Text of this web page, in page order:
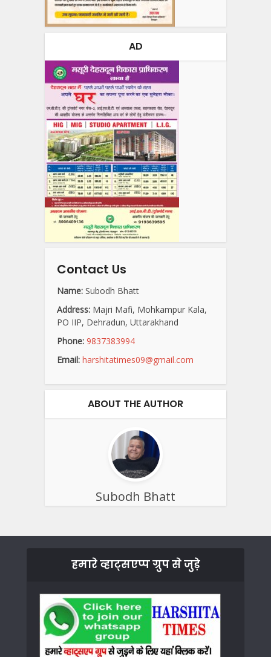
AD
Contact Us
Name: Subodh Bhatt
Address: Majri Mafi, Mohkampur Kala,
PO IIP, Dehradun, Uttarakhand
Phone: 9837383994
Email: harshitatimes09@gmail.com
ABOUT THE AUTHOR
Subodh Bhatt
हमारे व्हाट्सएप्प ग्रुप से जुड़े